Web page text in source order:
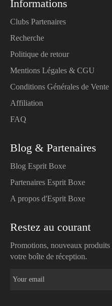
Informations
Clubs Partenaires
Recherche
Politique de retour
Mentions Légales & CGU
Conditions Générales de Vente
Affiliation
FAQ
Blog & Partenaires
Blog Esprit Boxe
Partenaires Esprit Boxe
A propos d'Esprit Boxe
Restez au courant
Promotions, nouveaux
votre boîte de réception.